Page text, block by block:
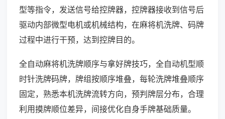
型等指令，发送信号给控牌器，控牌器接收到信号后
驱动内部微型电机或机械结构，在麻将机洗牌、码牌
过程中进行干预，达到控牌目的。
全自动麻将机洗牌顺序与拿好牌技巧，全自动机型顺
时针洗牌码牌，牌组按顺序堆叠，每轮洗牌堆叠顺序
固定，熟悉本机洗牌流转方向，预判牌层分布，合理
利用摸牌顺位差异，间接优化自身手牌基础质量。